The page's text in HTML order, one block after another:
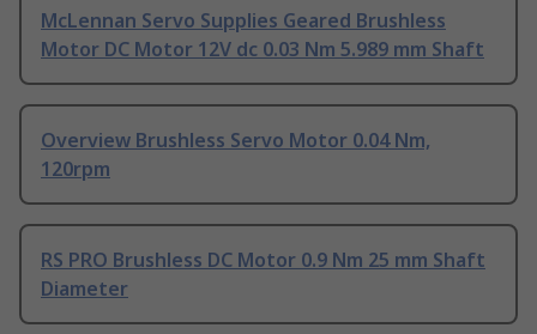
McLennan Servo Supplies Geared Brushless
Motor DC Motor 12V dc 0.03 Nm 5.989 mm Shaft
Overview Brushless Servo Motor 0.04 Nm,
120rpm
RS PRO Brushless DC Motor 0.9 Nm 25 mm Shaft
Diameter